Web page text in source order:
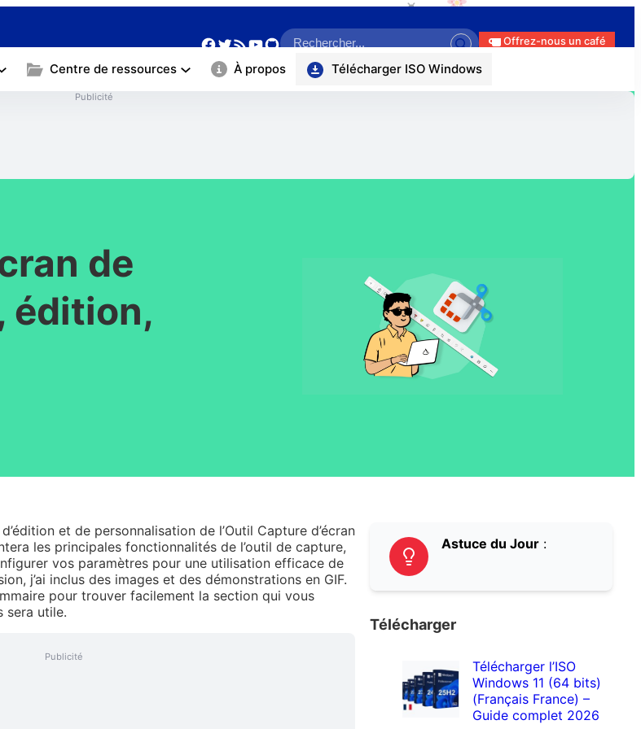
Facebook
Twitter
Flux RSS
YouTube
GitHub
Search Offrez-nous un café
Centre de ressources À propos Télécharger ISO Windows
Publicité
de
édition,
❀
et de personnalisation de l’Outil Capture d’écran
les principales fonctionnalités de l’outil de capture,
vos paramètres pour une utilisation efficace de
j’ai inclus des images et des démonstrations en GIF.
pour trouver facilement la section qui vous
sera utile.
Publicité
Astuce du Jour :
Télécharger
Télécharger l’ISO
Windows 11 (64 bits)
(Français France) –
Guide complet 2026